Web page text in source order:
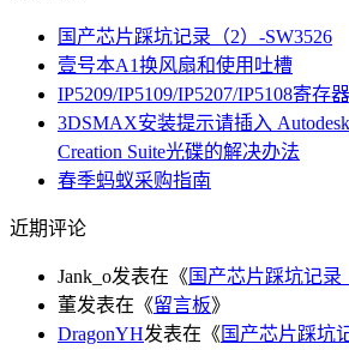
国产芯片踩坑记录（2）-SW3526
壹号本A1换风扇和使用吐槽
IP5209/IP5109/IP5207/IP5108寄存
3DSMAX安装提示请插入 Autodesk
Creation Suite光碟的解决办法
春季蚂蚁采购指南
近期评论
Jank_o发表在《 国产芯片踩坑记录
董发表在《留言板》
DragonYH发表在《 国产芯片踩坑